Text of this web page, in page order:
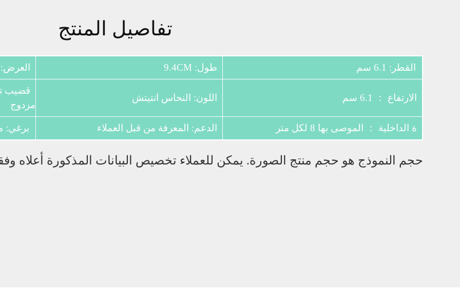
تفاصيل المنتج
القطر: 6.1 سم طول: 9.4CM العرض: 6.1
الارتفاع ： 6.1 سم اللون: النحاس انتيتش
قضيب
مزدوج
ة الداخلية ： الموصى بها 8 لكل متر الدعم: المعرفة من قبل العملاء برغي:
حجم النموذج هو حجم منتج الصورة. يمكن للعملاء تخصيص البيانات المذكورة أعلاه